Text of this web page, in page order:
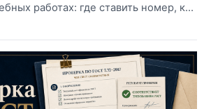
работах: где ставить номер, как
что делать с переносом и какие
заметны на нормоконтроле.